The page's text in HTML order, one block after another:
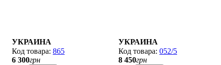
УКРАИНА
865
6 300грн
УКРАИНА
052/5
8 450грн